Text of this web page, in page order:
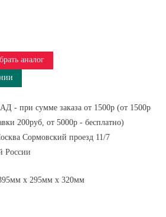
аналог
- при сумме заказа от 1500р (от 1500р
200руб, от 5000р - бесплатно)
Сормовский проезд 11/7
России
x 295мм x 320мм